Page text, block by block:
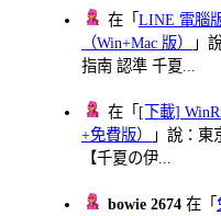
在「LINE 電腦
（Win+Mac 版）
」
指南 認準 千夏...
在「 [下載]
+免費版）
」說：東
【千夏の伊...
bowie 2674 在「